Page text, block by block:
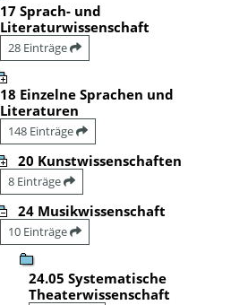
17 Sprach- und
Literaturwissenschaft
28 Einträge
18 Einzelne Sprachen und
Literaturen
148 Einträge
20 Kunstwissenschaften
8 Einträge
24 Musikwissenschaft
10 Einträge
24.05 Systematische
Theaterwissenschaft